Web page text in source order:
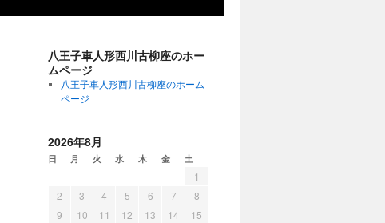
八王子車人形西川古柳座のホー
ムページ
八王子車人形西川古柳座のホーム
ページ
2026年8月
日 月 火 水 木 金 土
1
2
3 4 5 6 7
8
9
10 11 12 13 14
15